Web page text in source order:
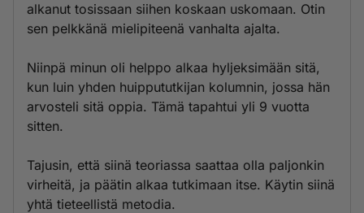
alkanut tosissaan siihen koskaan uskomaan. Otin
sen pelkkänä mielipiteenä vanhalta ajalta.
Niinpä minun oli helppo alkaa hyljeksimään sitä,
kun luin yhden huippututkijan kolumnin, jossa hän
arvosteli sitä oppia. Tämä tapahtui yli 9 vuotta
sitten.
Tajusin, että siinä teoriassa saattaa olla paljonkin
virheitä, ja päätin alkaa tutkimaan itse. Käytin siinä
yhtä tieteellistä metodia.